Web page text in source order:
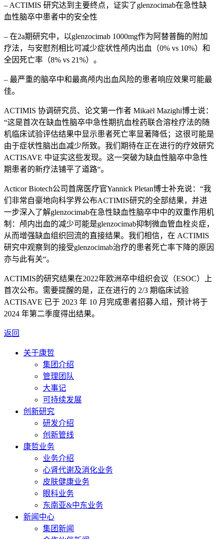
– ACTIMIS 研究达到主要终点，证实了glenzocimab在急性缺
血性脑卒中患者中的安全性
– 在2a期研究中，以glenzocimab 1000mg作为阿替普酶的附加
疗法，与安慰剂相比可减少症状性颅内出血（0% vs 10%）和
全因死亡率（8% vs 21%）。
– 最严重的脑卒中和最高颅内出血风险的患者响应效果可能最
佳。
ACTIMIS 协调研究员、论文第一作者 Mikaël Mazighi博士说：
“这是首次在缺血性脑卒中急性期抗血栓药联合溶栓疗法的随
机临床试验评估结果中显示患者死亡率显著降低；这很可能是
由于症状性脑出血减少所致。我们期待在正在进行的疗效研究
ACTISAVE 中证实这些发现。这一突破为缺血性脑卒中急性
期患者的新疗法铺平了道路“。
Acticor Biotech公司首席医疗官Yannick Pletan博士补充说： “我
们非常自豪地向科学界公布ACTIMIS研究的全部结果，并进
一步深入了解glenzocimab在急性缺血性脑卒中中的双重作用机
制：颅内出血的减少可能是glenzocimab抑制微血管血栓炎症，
从而增强缺血组织回流的直接结果。我们相信，在 ACTIMIS
研究中观察到的接受glenzocimab治疗的患者死亡率下降的原因
亦与此有关“。
ACTIMIS的研究结果在2022年欧洲卒中组织会议（ESOC）上
首次公布。需要提醒的是，正在进行的 2/3 期临床试验
ACTISAVE 已于 2023 年 10 月完成患者招募入组，预计将于
2024 年第二季度得出结果。
返回
关于康哲
集团介绍
管理团队
大事记
可持续发展
创新研究
研发介绍
创新管线
康哲业务
业务介绍
心肾代谢及消化业务
皮肤健康业务
眼科业务
东南亚&中东业务
新闻中心
集团新闻